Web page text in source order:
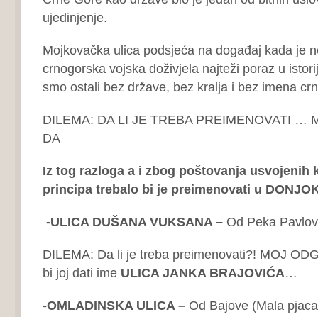
ujedinjenje.
Mojkovačka ulica podsjeća na događaj kada je
crnogorska vojska doživjela najteži poraz u
smo ostali bez države, bez kralja i bez imena
DILEMA: DA LI JE TREBA PREIMENOVATI …
DA
Iz tog razloga a i zbog poštovanja usvojenih
principa trebalo bi je preimenovati u
-ULICA DUŠANA VUKSANA – Od Peka
DILEMA: Da li je treba preimenovati?! MOJ
bi joj dati ime ULICA JANKA BRAJOVIĆA…
-OMLADINSKA ULICA – Od Bajove (Mala